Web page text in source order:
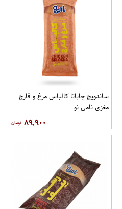
ساندویچ چاپاتا کالباس مرغ و قارچ
مغزی نامی نو
۸۹,۹۰۰